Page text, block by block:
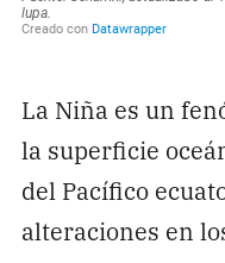
La Niña es un
la superficie
del Pacífico
alteraciones en